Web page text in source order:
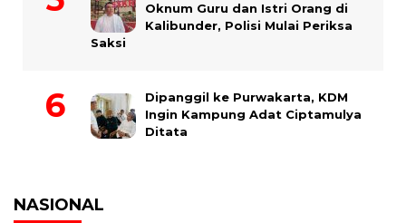
Oknum Guru dan Istri Orang di
Kalibunder, Polisi Mulai Periksa
Saksi
Dipanggil ke Purwakarta, KDM
Ingin Kampung Adat Ciptamulya
Ditata
NASIONAL